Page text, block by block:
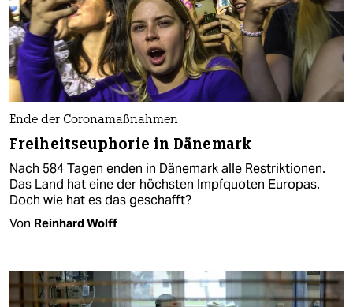
Ende der Coronamaßnahmen
Freiheitseuphorie in Dänemark
Nach 584 Tagen enden in Dänemark alle Restriktionen.
Das Land hat eine der höchsten Impfquoten Europas.
Doch wie hat es das geschafft?
Von Reinhard Wolff